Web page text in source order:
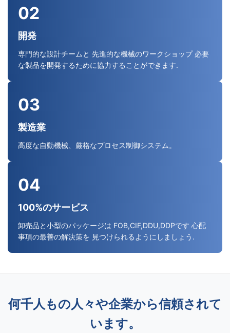
02
開発
専門的な設計チームと 先進的な機械のワークショップ 必要
な製品を開発するために協力することができます.
03
製造業
高度な自動機械、厳格なプロセス制御システム。
04
100%のサービス
卸売品と小型のパッケージは FOB,CIF,DDU,DDPです 心配
事項の最善の解決策を 見つけられるようにしましょう.
何千人もの人々や企業から信頼されて
います。